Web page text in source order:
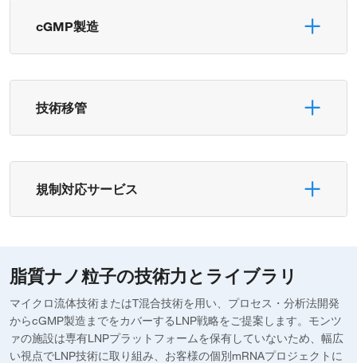
cGMP製造
技術移管
規制対応サービス
脂質ナノ粒子の技術力とライブラリ
マイクロ流体技術またはT混合技術を用い、プロセス・分析法開発
からcGMP製造までをカバーするLNP戦略をご提案します。モンツ
ァの施設は専有LNPプラットフォームを保有していないため、幅広
い視点でLNP技術に取り組み、お客様の個別mRNAプロジェクトに